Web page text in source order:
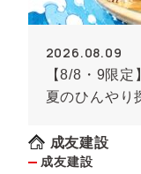
2026.08.09
【8/8・9限
夏のひんやり
成友建設
成友建設